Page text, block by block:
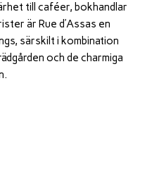
till caféer, bokhandlar
är Rue d’Assas en
särskilt i kombination
och de charmiga